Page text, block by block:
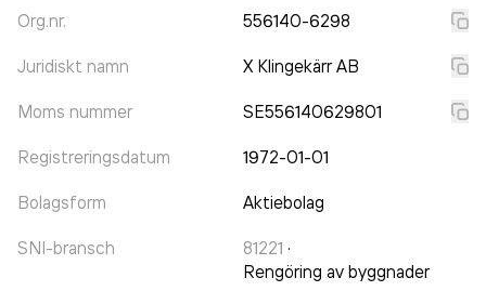
Org.nr. 556140-6298
Juridiskt namn X Klingekärr AB
Moms nummer SE556140629801
Registreringsdatum 1972-01-01
Bolagsform Aktiebolag
SNI-bransch 81221 ·
Rengöring av byggnader